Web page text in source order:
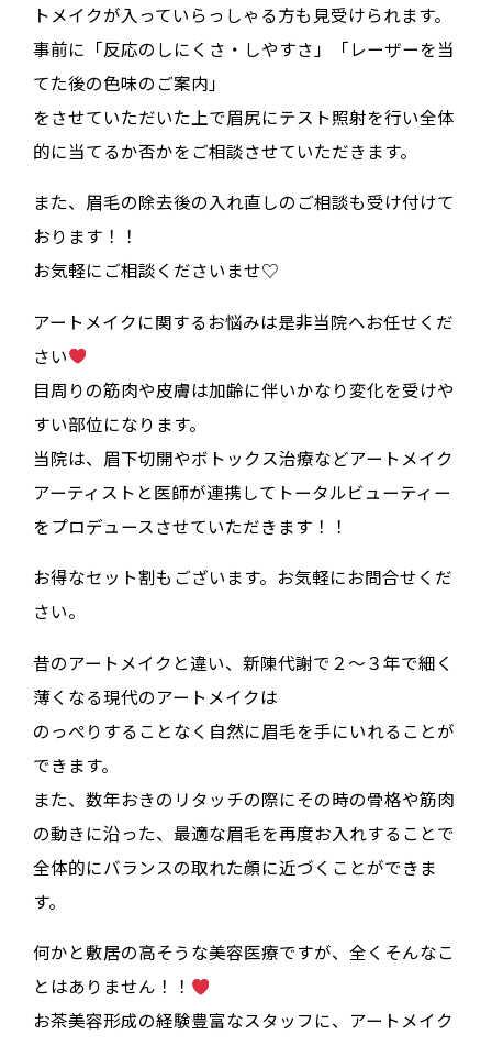
トメイクが入っていらっしゃる方も見受けられます。
事前に「反応のしにくさ・しやすさ」「レーザーを当
てた後の色味のご案内」
をさせていただいた上で眉尻にテスト照射を行い全体
的に当てるか否かをご相談させていただきます。
また、眉毛の除去後の入れ直しのご相談も受け付けて
おります！！
お気軽にご相談くださいませ♡
アートメイクに関するお悩みは是非当院へお任せくだ
さい
目周りの筋肉や皮膚は加齢に伴いかなり変化を受けや
すい部位になります。
当院は、眉下切開やボトックス治療などアートメイク
アーティストと医師が連携してトータルビューティー
をプロデュースさせていただきます！！
お得なセット割もございます。お気軽にお問合せくだ
さい。
昔のアートメイクと違い、新陳代謝で２〜３年で細く
薄くなる現代のアートメイクは
のっぺりすることなく自然に眉毛を手にいれることが
できます。
また、数年おきのリタッチの際にその時の骨格や筋肉
の動きに沿った、最適な眉毛を再度お入れすることで
全体的にバランスの取れた顔に近づくことができま
す。
何かと敷居の高そうな美容医療ですが、全くそんなこ
とはありません！！
お茶美容形成の経験豊富なスタッフに、アートメイク